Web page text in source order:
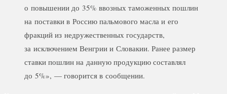
о повышении до 35% ввозных таможенных пошлин
на поставки в Россию пальмового масла и его
фракций из недружественных государств,
за исключением Венгрии и Словакии. Ранее размер
ставки пошлин на данную продукцию составлял
до 5%», — говорится в сообщении.